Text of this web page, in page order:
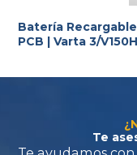
Batería
PCB | Varta 3/V150H
Te